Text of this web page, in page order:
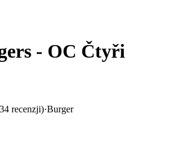
- OC Čtyři
recenzji)·Burger